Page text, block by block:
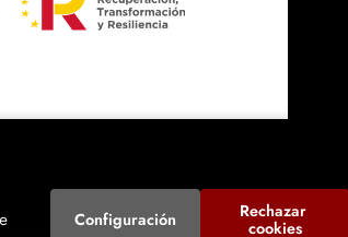
Configuración
Rechazar
cookies